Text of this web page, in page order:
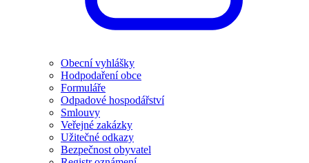
Obecní vyhlášky
Hodpodaření obce
Formuláře
Odpadové hospodářství
Smlouvy
Veřejné zakázky
Užitečné odkazy
Bezpečnost obyvatel